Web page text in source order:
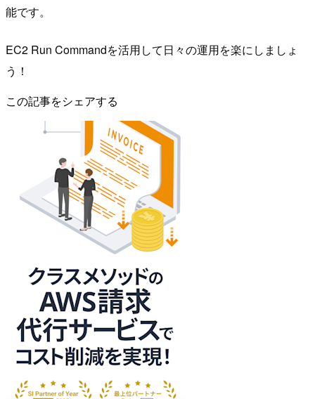
能です。
EC2 Run Commandを活用して日々の運用を楽にしましょ
う！
この記事をシェアする